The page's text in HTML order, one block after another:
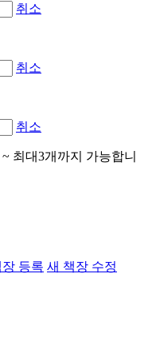
취소
취소
취소
최대3개까지 가능합니
등록 새 책장 수정